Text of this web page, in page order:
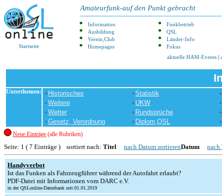
Startseite
Amateurfunk-auf den Punkt gebracht
Information
Funkbetrieb
Ausbildung
QSL
Verein,Club
Länder-Info
Homepages
Fokus
aktuelle HAM-Events
Unterthemen: Historisches
Statistik
Weitere
UKW
Wetter
Rundsprüche
Gesetz, Verordnung
Diplom,QSL
Neue Einträge (alle Rubriken)
Seite: 1 ( 7 Einträge ) sortiert nach: Titel nach Datum sortierenDatum nach
Handyverbot
Ist das Funken als Fahrzeugführer während der Autofahrt erlaubt?
PDF-Datei mit Informationen vom DARC e.V.
in der QSLonline-Datenbank seit:01.01.2019